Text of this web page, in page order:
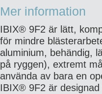
Mer information
IBIX® 9F2 är lätt,
för mindre
aluminium, behändig,
på ryggen), extremt
använda av bara en
IBIX® 9F2 är designad